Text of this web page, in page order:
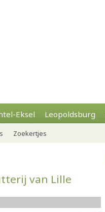
Eksel Leopoldsburg
Zoekertjes
van Lille